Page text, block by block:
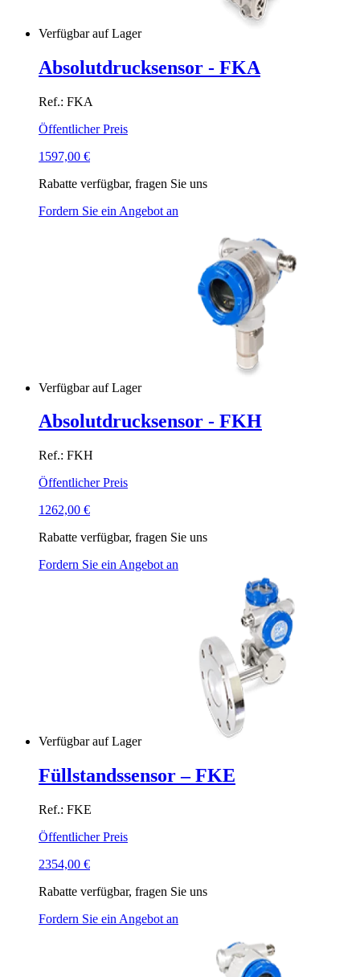
Verfügbar auf Lager
Absolutdrucksensor - FKA
Ref.: FKA
Öffentlicher Preis
1597,00 €
Rabatte verfügbar, fragen Sie uns
Fordern Sie ein Angebot an
Verfügbar auf Lager
Absolutdrucksensor - FKH
Ref.: FKH
Öffentlicher Preis
1262,00 €
Rabatte verfügbar, fragen Sie uns
Fordern Sie ein Angebot an
Verfügbar auf Lager
Füllstandssensor – FKE
Ref.: FKE
Öffentlicher Preis
2354,00 €
Rabatte verfügbar, fragen Sie uns
Fordern Sie ein Angebot an